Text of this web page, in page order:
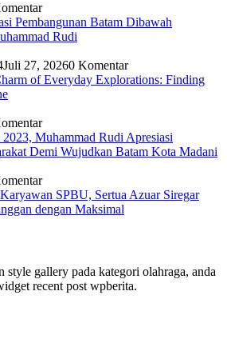
Pembangunan Batam Dibawah
Rudi
Juli 27, 20260 Komentar
of Everyday Explorations: Finding
Muhammad Rudi Apresiasi
Demi Wujudkan Batam Kota Madani
SPBU, Sertua Azuar Siregar
dengan Maksimal
style gallery pada kategori olahraga, anda
recent post wpberita.